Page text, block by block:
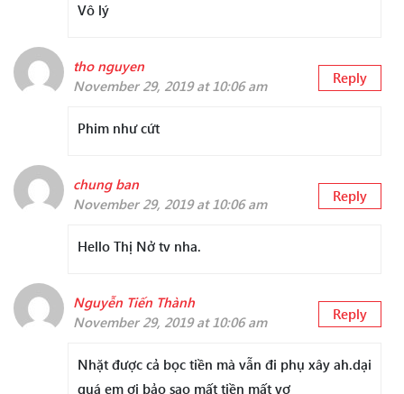
Vô lý
tho nguyen
November 29, 2019 at 10:06 am
Reply
Phim như cứt
chung ban
November 29, 2019 at 10:06 am
Reply
Hello Thị Nở tv nha.
Nguyễn Tiến Thành
November 29, 2019 at 10:06 am
Reply
Nhặt được cả bọc tiền mà vẫn đi phụ xây ah.dại
quá em ơi bảo sao mất tiền mất vợ